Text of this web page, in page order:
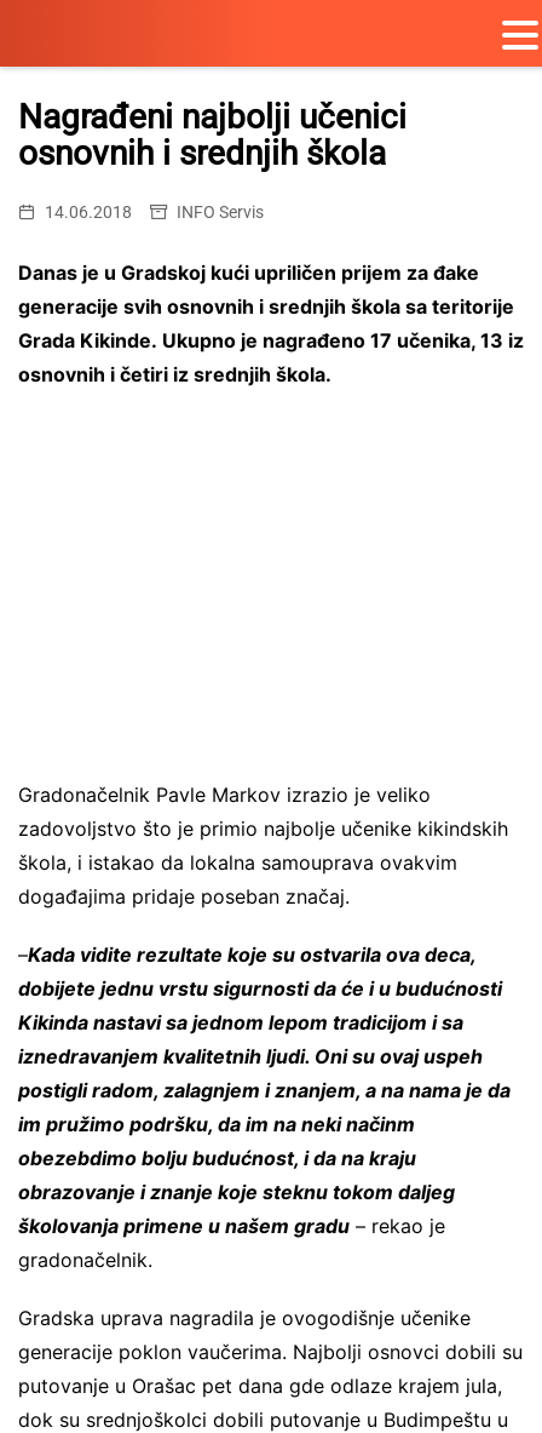
Skip
content
Nagrađeni najbolji učenici
osnovnih i srednjih škola
14.06.2018 INFO Servis
Danas je u Gradskoj kući upriličen prijem za đake
generacije svih osnovnih i srednjih škola sa teritorije
Grada Kikinde. Ukupno je nagrađeno 17 učenika, 13 iz
osnovnih i četiri iz srednjih škola.
Gradonačelnik Pavle Markov izrazio je veliko
zadovoljstvo što je primio najbolje učenike kikindskih
škola, i istakao da lokalna samouprava ovakvim
događajima pridaje poseban značaj.
–Kada vidite rezultate koje su ostvarila ova deca,
dobijete jednu vrstu sigurnosti da će i u budućnosti
Kikinda nastavi sa jednom lepom tradicijom i sa
iznedravanjem kvalitetnih ljudi. Oni su ovaj uspeh
postigli radom, zalagnjem i znanjem, a na nama je da
im pružimo podršku, da im na neki načinm
obezebdimo bolju budućnost, i da na kraju
obrazovanje i znanje koje steknu tokom daljeg
školovanja primene u našem gradu – rekao je
gradonačelnik.
Gradska uprava nagradila je ovogodišnje učenike
generacije poklon vaučerima. Najbolji osnovci dobili su
putovanje u Orašac pet dana gde odlaze krajem jula,
dok su srednjoškolci dobili putovanje u Budimpeštu u